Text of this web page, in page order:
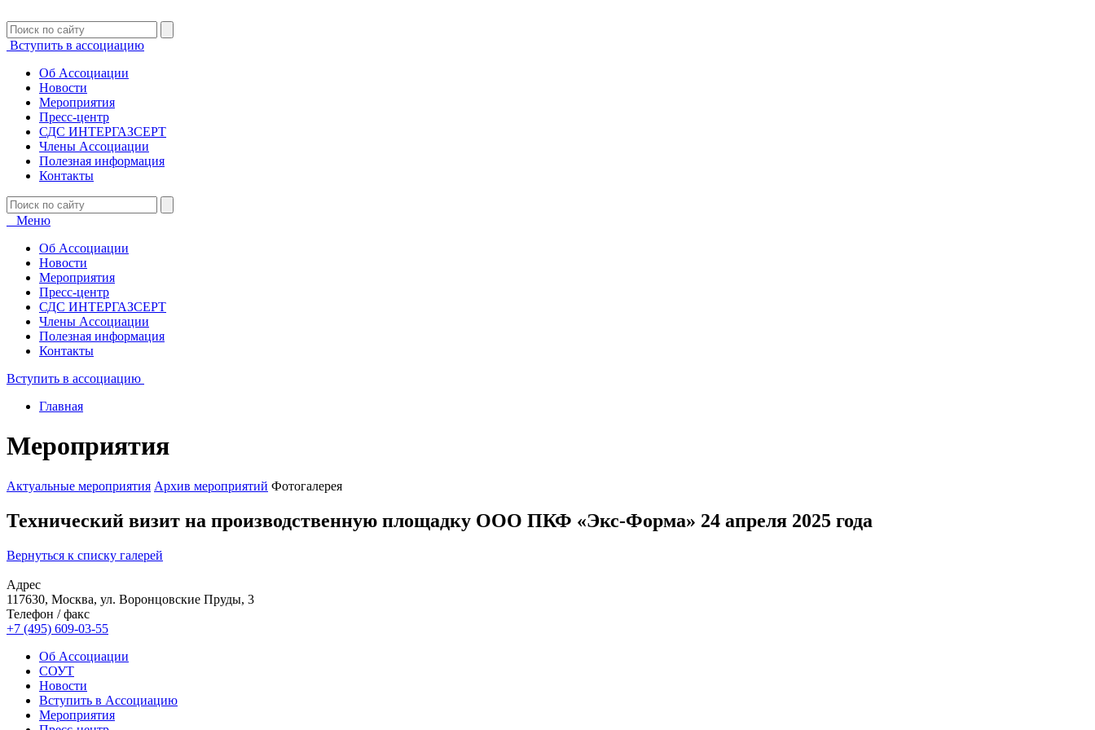
Вступить в ассоциацию
Об Ассоциации
Новости
Мероприятия
Пресс-центр
СДС ИНТЕРГАЗСЕРТ
Члены Ассоциации
Полезная информация
Контакты
Меню
Об Ассоциации
Новости
Мероприятия
Пресс-центр
СДС ИНТЕРГАЗСЕРТ
Члены Ассоциации
Полезная информация
Контакты
Вступить в ассоциацию
Главная
Мероприятия
Актуальные мероприятия Архив мероприятий Фотогалерея
Технический визит на производственную площадку ООО ПКФ «Экс-Форма» 24 апреля 2025 года
Вернуться к списку галерей
Адрес
117630, Москва, ул. Воронцовские Пруды, 3
Телефон / факс
+7 (495) 609-03-55
Об Ассоциации
СОУТ
Новости
Вступить в Ассоциацию
Мероприятия